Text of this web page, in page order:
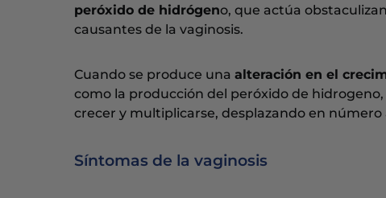
peróxido de hidrógeno, que actúa
causantes de la vaginosis.
Cuando se produce una alteración en el
como la producción del peróxido de
crecer y multiplicarse, desplazando en
Síntomas de la vaginosis